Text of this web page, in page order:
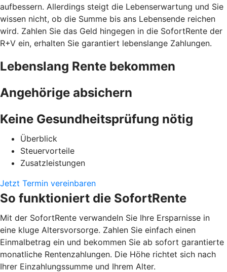
aufbessern. Allerdings steigt die Lebenserwartung und Sie
wissen nicht, ob die Summe bis ans Lebensende reichen
wird. Zahlen Sie das Geld hingegen in die SofortRente der
R+V ein, erhalten Sie garantiert lebenslange Zahlungen.
Lebenslang Rente bekommen
Angehörige absichern
Keine Gesundheitsprüfung nötig
Überblick
Steuervorteile
Zusatzleistungen
Jetzt Termin vereinbaren
So funktioniert die SofortRente
Mit der SofortRente verwandeln Sie Ihre Ersparnisse in
eine kluge Altersvorsorge. Zahlen Sie einfach einen
Einmalbetrag ein und bekommen Sie ab sofort garantierte
monatliche Rentenzahlungen. Die Höhe richtet sich nach
Ihrer Einzahlungssumme und Ihrem Alter.